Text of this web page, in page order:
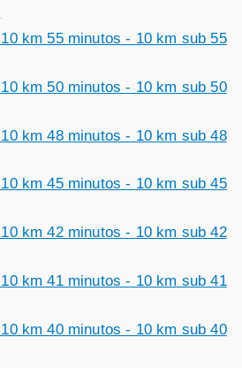
km 55 minutos - 10 km sub 55
km 50 minutos - 10 km sub 50
km 48 minutos - 10 km sub 48
km 45 minutos - 10 km sub 45
km 42 minutos - 10 km sub 42
km 41 minutos - 10 km sub 41
km 40 minutos - 10 km sub 40